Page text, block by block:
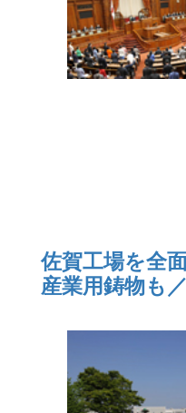
佐賀工場を全
産業用鋳物も